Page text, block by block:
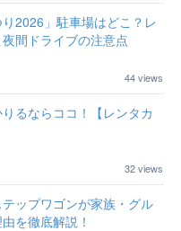
2026」駐車場はどこ？レ
間ドライブの注意点
44 views
るならココ！【レンタカ
32 views
テップワゴンが家族・グル
を徹底解説！